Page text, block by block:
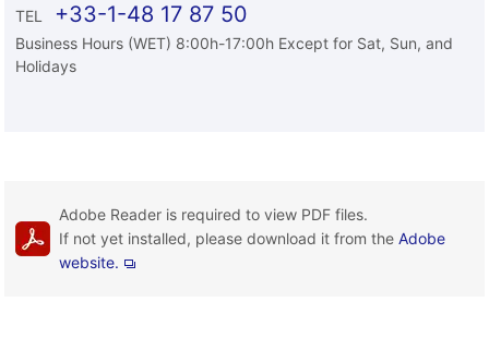
TEL +33-1-48 17 87 50
Business Hours (WET) 8:00h-17:00h Except for Sat, Sun, and
Holidays
Adobe Reader is required to view PDF files.
If not yet installed, please download it from theAdobe
website.